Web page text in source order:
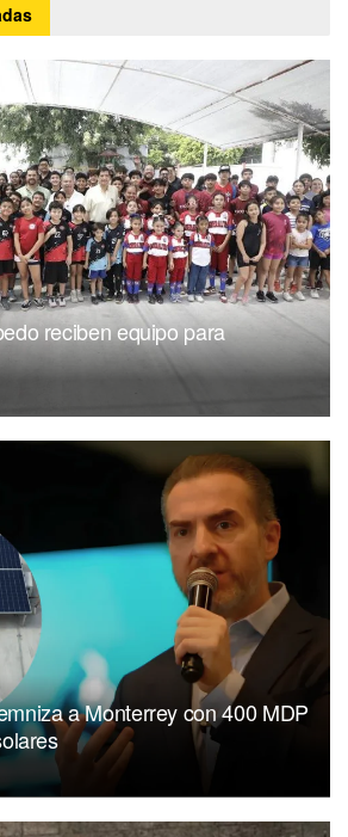
reciben equipo para
a Monterrey con 400 MDP